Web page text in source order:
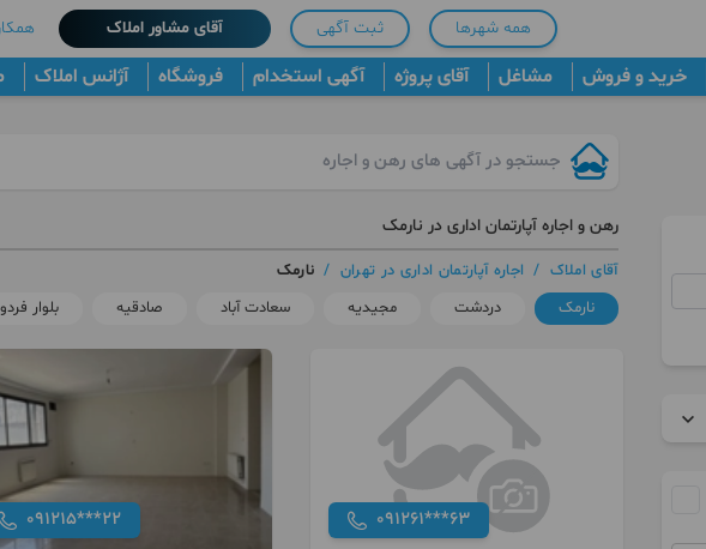
همه شهرها ثبت آگهی آقای مشاور املاک
خرید و فروش مشاغل آقای پروژه آگهی استخدام فروشگاه آژانس املاک
رهن و اجاره آپارتمان اداری در نارمک
آقای املاک / اجاره آپارتمان اداری در تهران / نارمک
نارمک
دردشت مجیدیه سعادت آباد صادقیه بلوار
091261***63
091215***22